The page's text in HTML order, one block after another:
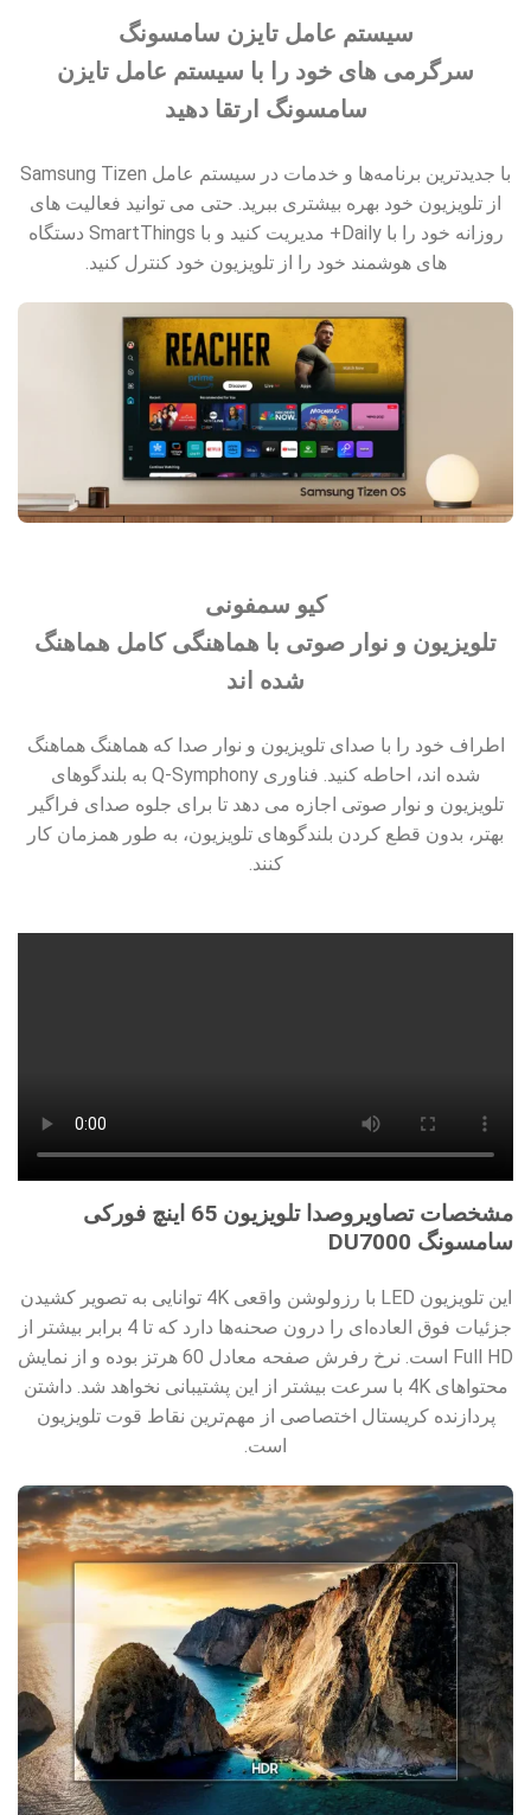
سیستم عامل تایزن سامسونگ
سرگرمی های خود را با سیستم عامل تایزن
سامسونگ ارتقا دهید
با جدیدترین برنامه‌ها و خدمات در سیستم عامل Samsung Tizen
از تلویزیون خود بهره بیشتری ببرید. حتی می توانید فعالیت های
روزانه خود را با Daily+ مدیریت کنید و با SmartThings دستگاه
های هوشمند خود را از تلویزیون خود کنترل کنید.
کیو سمفونی
تلویزیون و نوار صوتی با هماهنگی کامل هماهنگ
شده اند
اطراف خود را با صدای تلویزیون و نوار صدا که هماهنگ هماهنگ
شده اند، احاطه کنید. فناوری Q-Symphony به بلندگوهای
تلویزیون و نوار صوتی اجازه می دهد تا برای جلوه صدای فراگیر
بهتر، بدون قطع کردن بلندگوهای تلویزیون، به طور همزمان کار
کنند.
مشخصات تصاویروصدا تلویزیون 65 اینچ فورکی
سامسونگ DU7000
این تلویزیون LED با رزولوشن واقعی 4K توانایی به تصویر کشیدن
جزئیات فوق العاده‌ای را درون صحنه‌ها دارد که تا 4 برابر بیشتر از
Full HD است. نرخ رفرش صفحه معادل 60 هرتز بوده و از نمایش
محتواهای 4K با سرعت بیشتر از این پشتیبانی نخواهد شد. داشتن
پردازنده کریستال اختصاصی از مهم‌ترین نقاط قوت تلویزیون
است.